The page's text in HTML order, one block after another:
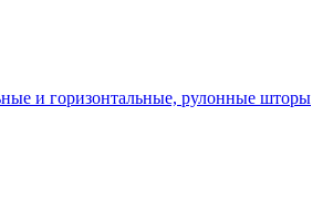
и горизонтальные, рулонные шторы